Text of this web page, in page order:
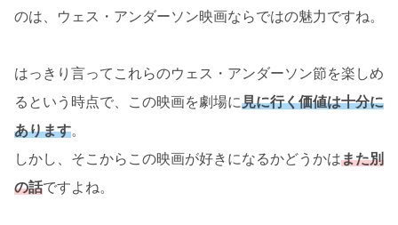
のは、ウェス・アンダーソン映画ならではの魅力ですね。
はっきり言ってこれらのウェス・アンダーソン節を楽しめ
るという時点で、この映画を劇場に見に行く価値は十分に
あります。
しかし、そこからこの映画が好きになるかどうかはまた別
の話ですよね。